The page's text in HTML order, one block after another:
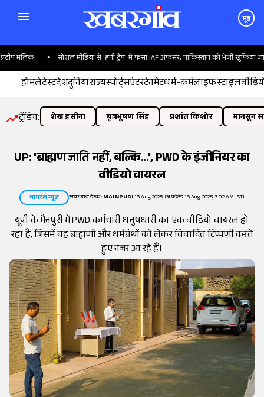
मूड
मलिक सोशल मीडिया से 'हनी ट्रैप' में फंसा IAF अफसर, पाकिस्तान को भेजी खुफिया
होमलेटेस्टदेशदुनियाराज्यस्पोर्ट्सएंटरटेनमेंटधर्म-कर्मलाइफस्टाइल
ट्रेंडिंग: शेख हसीना बृजभूषण सिंह प्रशांत किशोर मानसून
UP: 'ब्राह्मण जाति नहीं, बल्कि...', PWD के इंजीनियर का
वीडियो वायरल
वायरल न्यूज़ खबरगांव डेस्क•MAINPURI18 Aug 2025, (अपडेटेड 18 Aug 2025, 3:02 AM IST)
यूपी के मैनपुरी में PWD कर्मचारी धनुषधारी का एक वीडियो वायरल हो
रहा है, जिसमें वह ब्राह्मणों और धर्मग्रंथों को लेकर विवादित टिप्पणी करते
हुए नजर आ रहे हैं।